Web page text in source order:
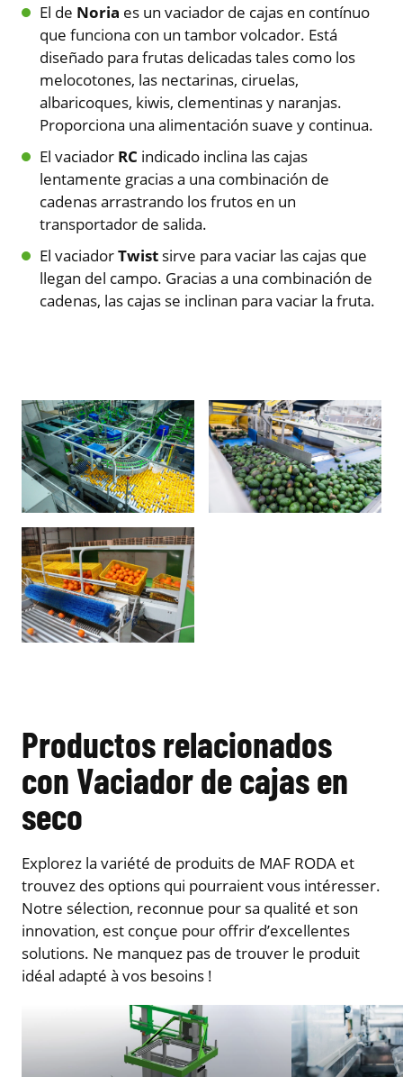
El de Noria es un vaciador de cajas en contínuo
que funciona con un tambor volcador. Está
diseñado para frutas delicadas tales como los
melocotones, las nectarinas, ciruelas,
albaricoques, kiwis, clementinas y naranjas.
Proporciona una alimentación suave y continua.
El vaciador RC indicado inclina las cajas
lentamente gracias a una combinación de
cadenas arrastrando los frutos en un
transportador de salida.
El vaciadorTwist sirve para vaciar las cajas que
llegan del campo. Gracias a una combinación de
cadenas, las cajas se inclinan para vaciar la fruta.
Productos relacionados
con Vaciador de cajas en
seco
Explorez la variété de produits de MAF RODA et
trouvez des options qui pourraient vous intéresser.
Notre sélection, reconnue pour sa qualité et son
innovation, est conçue pour offrir d’excellentes
solutions. Ne manquez pas de trouver le produit
idéal adapté à vos besoins !